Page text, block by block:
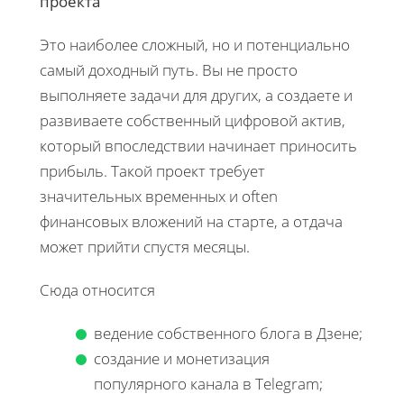
Это наиболее сложный, но и потенциально
самый доходный путь. Вы не просто
выполняете задачи для других, а создаете и
развиваете собственный цифровой актив,
который впоследствии начинает приносить
прибыль. Такой проект требует
значительных временных и often
финансовых вложений на старте, а отдача
может прийти спустя месяцы.
Сюда относится
ведение собственного блога в Дзене;
создание и монетизация
популярного канала в Telegram;